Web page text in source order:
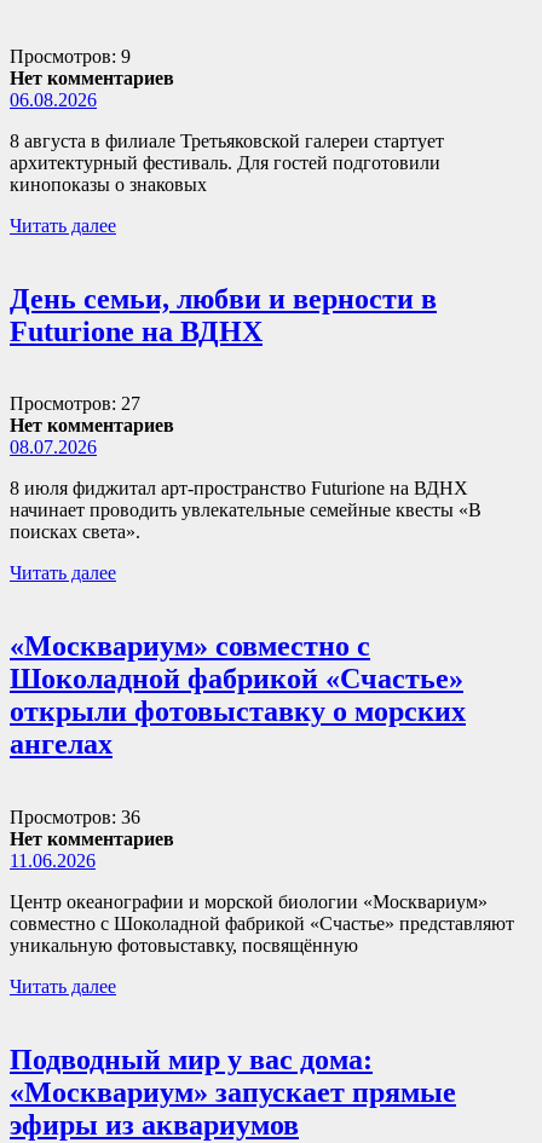
Просмотров: 9
Нет комментариев
06.08.2026
8 августа в филиале Третьяковской галереи стартует
архитектурный фестиваль. Для гостей подготовили
кинопоказы о знаковых
Читать далее
День семьи, любви и верности в
Futurione на ВДНХ
Просмотров: 27
Нет комментариев
08.07.2026
8 июля фиджитал арт-пространство Futurione на ВДНХ
начинает проводить увлекательные семейные квесты «В
поисках света».
Читать далее
«Москвариум» совместно с
Шоколадной фабрикой «Счастье»
открыли фотовыставку о морских
ангелах
Просмотров: 36
Нет комментариев
11.06.2026
Центр океанографии и морской биологии «Москвариум»
совместно с Шоколадной фабрикой «Счастье» представляют
уникальную фотовыставку, посвящённую
Читать далее
Подводный мир у вас дома:
«Москвариум» запускает прямые
эфиры из аквариумов